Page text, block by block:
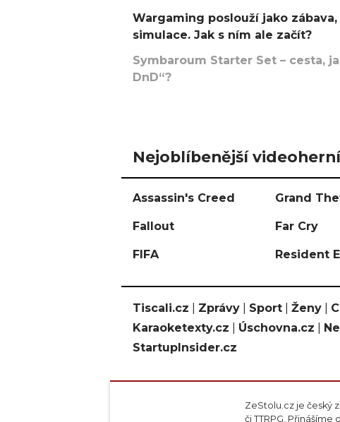
Wargaming poslouží jako
simulace. Jak s ním ale začít?
Symbaroum Starter Set – cesta,
DnD“?
Nejoblíbenější
Assassin's Creed Grand
Fallout Far Cry
FIFA Resident
Tiscali.cz Zprávy Sport Ženy
Karaoketexty.cz
Úschovna.cz
StartupInsider.cz
ZeStolu.cz je český
či TTRPG.